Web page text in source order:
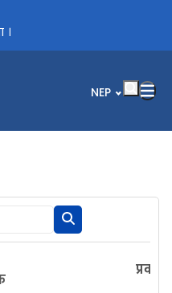
भाषा चयन गर्नुहोस्
NEP
।